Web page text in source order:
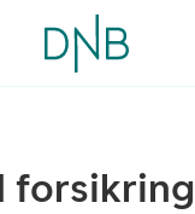
forsikring